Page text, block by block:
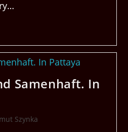
Samenhaft. In
Szynka